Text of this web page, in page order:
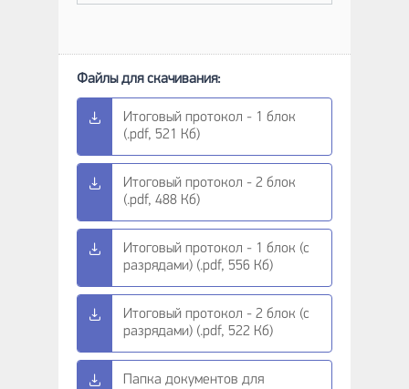
Итоговый протокол - 1 блок
(.pdf, 521 Кб)
Итоговый протокол - 2 блок
(.pdf, 488 Кб)
Итоговый протокол - 1 блок (с
разрядами) (.pdf, 556 Кб)
Итоговый протокол - 2 блок (с
разрядами) (.pdf, 522 Кб)
Папка документов для